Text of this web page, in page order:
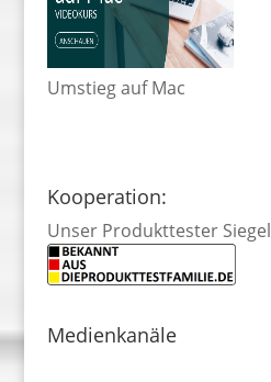
Umstieg auf Mac
Kooperation:
Unser Produkttester Siegel
Medienkanäle